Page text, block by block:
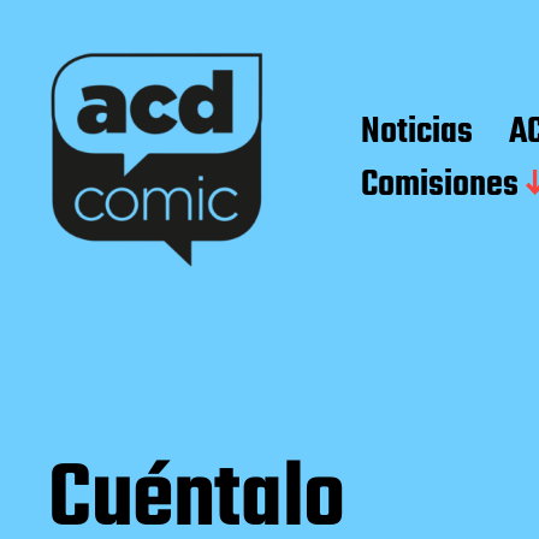
Noticias
Comisiones
Cuéntalo